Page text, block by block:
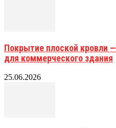
Покрытие плоской кровли
для коммерческого здания
25.06.2026